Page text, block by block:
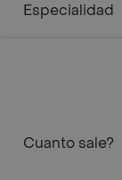
Especialidad
Cuanto sale?